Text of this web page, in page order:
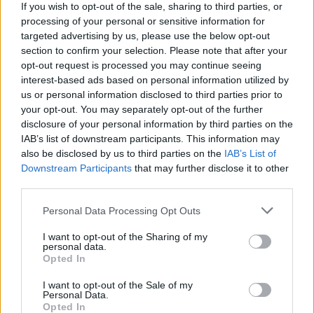
If you wish to opt-out of the sale, sharing to third parties, or
processing of your personal or sensitive information for
targeted advertising by us, please use the below opt-out
section to confirm your selection. Please note that after your
opt-out request is processed you may continue seeing
interest-based ads based on personal information utilized by
us or personal information disclosed to third parties prior to
your opt-out. You may separately opt-out of the further
disclosure of your personal information by third parties on the
IAB’s list of downstream participants. This information may
also be disclosed by us to third parties on the IAB’s List of
Downstream Participants that may further disclose it to other
Please note that this website/app uses one or more Google
not limited to your visit or usage behaviour. You may click to
grant or deny consent to Google and its third-party tags to
use your data for below specified purposes in below Google
consent section.
Personal Data Processing Opt Outs
I want to opt-out of the Sharing of my
personal data.
Opted In
I want to opt-out of the Sale of my
Personal Data.
Opted In
David Fincher rendező az adott korszakok
nagy filmjeit is elrejtette rendezésében: így
tiszteleg a mozimágus elődei előtt. Amikor a
történet az ötvenes évekbe ér, Brad Pitt
Marlon Brando jelmezében motorozik,
abban, amelybenA vadcímű filmben
láthatjuk. A hatvanas évekbeli jelenetek
egyikében PittSteve McQueen, későbbPaul
Newmanegy-egy jelmezében látható.
A legutóbbi időket viszont már nem így idézik
meg. A filmesek, akiket forgatás közben ért
New Orleansban a Katrina hurrikán, úgy
döntöttek, hogy emléket állítanak a 2005-ös
eseményeknek. A hatalmas vihar végül
komoly szerepet kapott a filmben –
valószínűleg senki nem gondolná, hogy az
alkotók a már szinte kész műbe illesztették
bele ezeket a képsorokat.